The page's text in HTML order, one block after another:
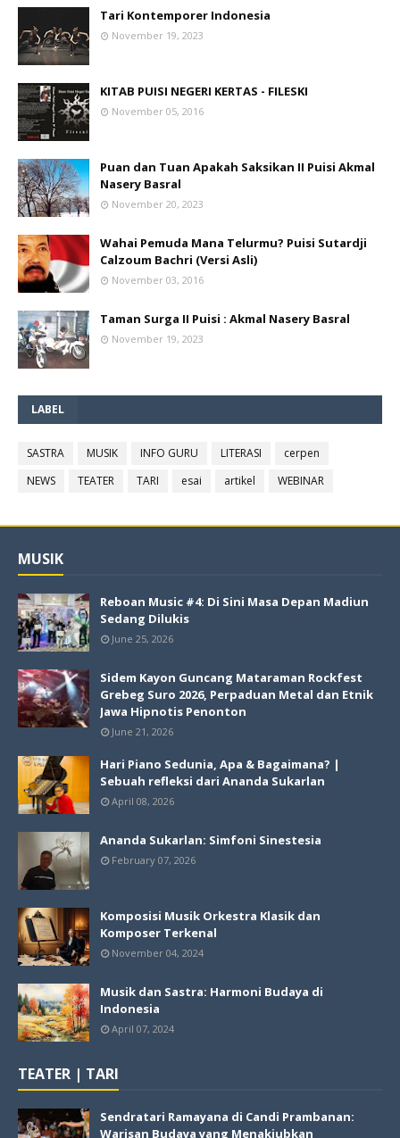
Tari Kontemporer Indonesia
November 19, 2023
KITAB PUISI NEGERI KERTAS - FILESKI
November 05, 2016
Puan dan Tuan Apakah Saksikan II Puisi Akmal
Nasery Basral
November 20, 2023
Wahai Pemuda Mana Telurmu? Puisi Sutardji
Calzoum Bachri (Versi Asli)
November 03, 2016
Taman Surga II Puisi : Akmal Nasery Basral
November 19, 2023
LABEL
SASTRA MUSIK INFO GURU LITERASI
cerpen
NEWS
TEATER TARI esai artikel WEBINAR
MUSIK
Reboan Music #4: Di Sini Masa Depan Madiun
Sedang Dilukis
June 25, 2026
Sidem Kayon Guncang Mataraman Rockfest
Grebeg Suro 2026, Perpaduan Metal dan Etnik
Jawa Hipnotis Penonton
June 21, 2026
Hari Piano Sedunia, Apa & Bagaimana? |
Sebuah refleksi dari Ananda Sukarlan
April 08, 2026
Ananda Sukarlan: Simfoni Sinestesia
February 07, 2026
Komposisi Musik Orkestra Klasik dan
Komposer Terkenal
November 04, 2024
Musik dan Sastra: Harmoni Budaya di
Indonesia
April 07, 2024
TEATER | TARI
Sendratari Ramayana di Candi Prambanan:
Warisan Budaya yang Menakjubkan